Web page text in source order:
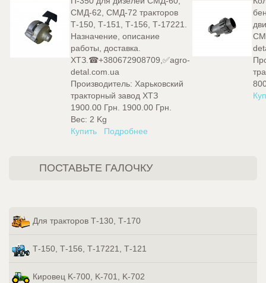
СМД-62, СМД-72 тракторов
Т-150, Т-151, Т-156, Т-17221.
Назначение, описание
работы, доставка.
ХТЗ.☎+380672908709,✅agro-
detal.com.ua
Производитель: Харьковский
тракторный завод ХТЗ
1900.00 Грн. 1900.00 Грн.
Вес: 2 Kg
Купить
Подробнее
ПОСТАВЬТЕ ГАЛОЧКУ
Для тракторов Т-130, Т-170
Т-150, Т-156, Т-17221, Т-121
Кировец K-700, K-701, K-702